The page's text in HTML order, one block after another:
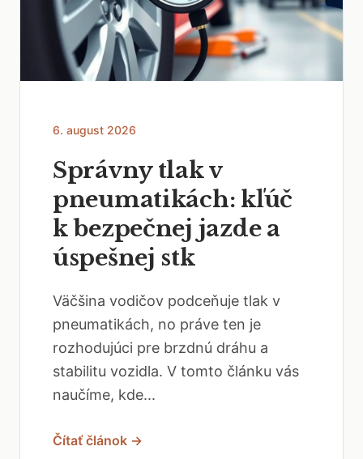
6. august 2026
Správny tlak v
pneumatikách: kľúč
k bezpečnej jazde a
úspešnej stk
Väčšina vodičov podceňuje tlak v
pneumatikách, no práve ten je
rozhodujúci pre brzdnú dráhu a
stabilitu vozidla. V tomto článku vás
naučíme, kde...
Čítať článok →